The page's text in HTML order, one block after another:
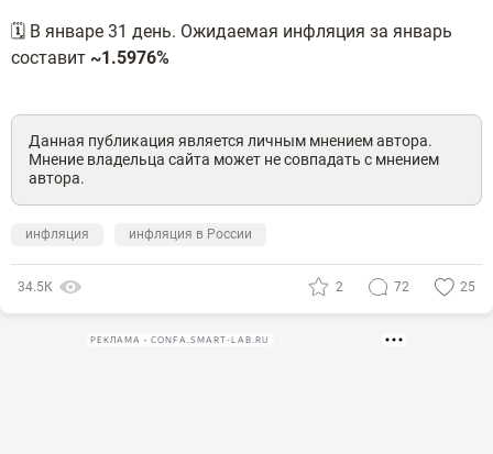
🗓 В январе 31 день. Ожидаемая инфляция за январь
составит ~1.5976%
Данная публикация является личным мнением автора.
Мнение владельца сайта может не совпадать с мнением
автора.
инфляция инфляция в России
34.5К 2 72 25
РЕКЛАМА • CONFA.SMART-LAB.RU